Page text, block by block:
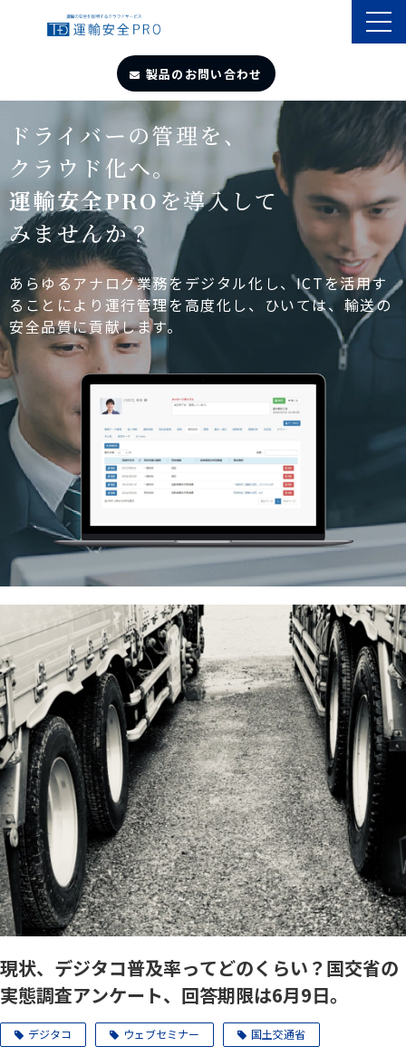
製品のお問い合わせ
TOP
導入事例
製品・サービス
自動点呼
遠隔点呼
お役立ちサイト
ドライバーの管理を、
クラウド化へ。
運輸安全PRO を導入して
みませんか？
あらゆるアナログ業務をデジタル化し、ICTを活用す
ることにより運行管理を高度化し、ひいては、輸送の
安全品質に貢献します。
現状、デジタコ普及率ってどのくらい？国交省の
実態調査アンケート、回答期限は6月9日。
デジタコ ウェブセミナー 国土交通省